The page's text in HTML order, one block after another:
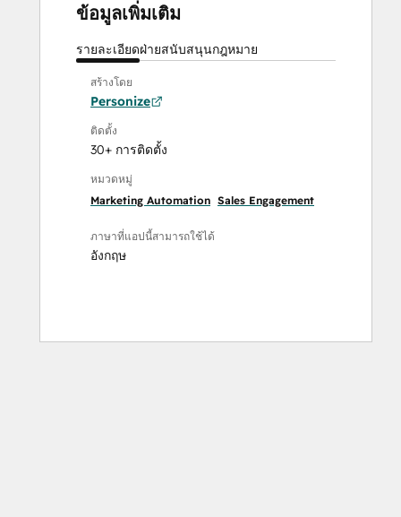
ข้อมูลเพิ่มเติม
รายละเอียดฝ่ายสนับสนุนกฎหมาย
สร้างโดย
Personize
ติดตั้ง
30+ การติดตั้ง
หมวดหมู่
Marketing Automation Sales Engagement
ภาษาที่แอปนี้สามารถใช้ได้
อังกฤษ